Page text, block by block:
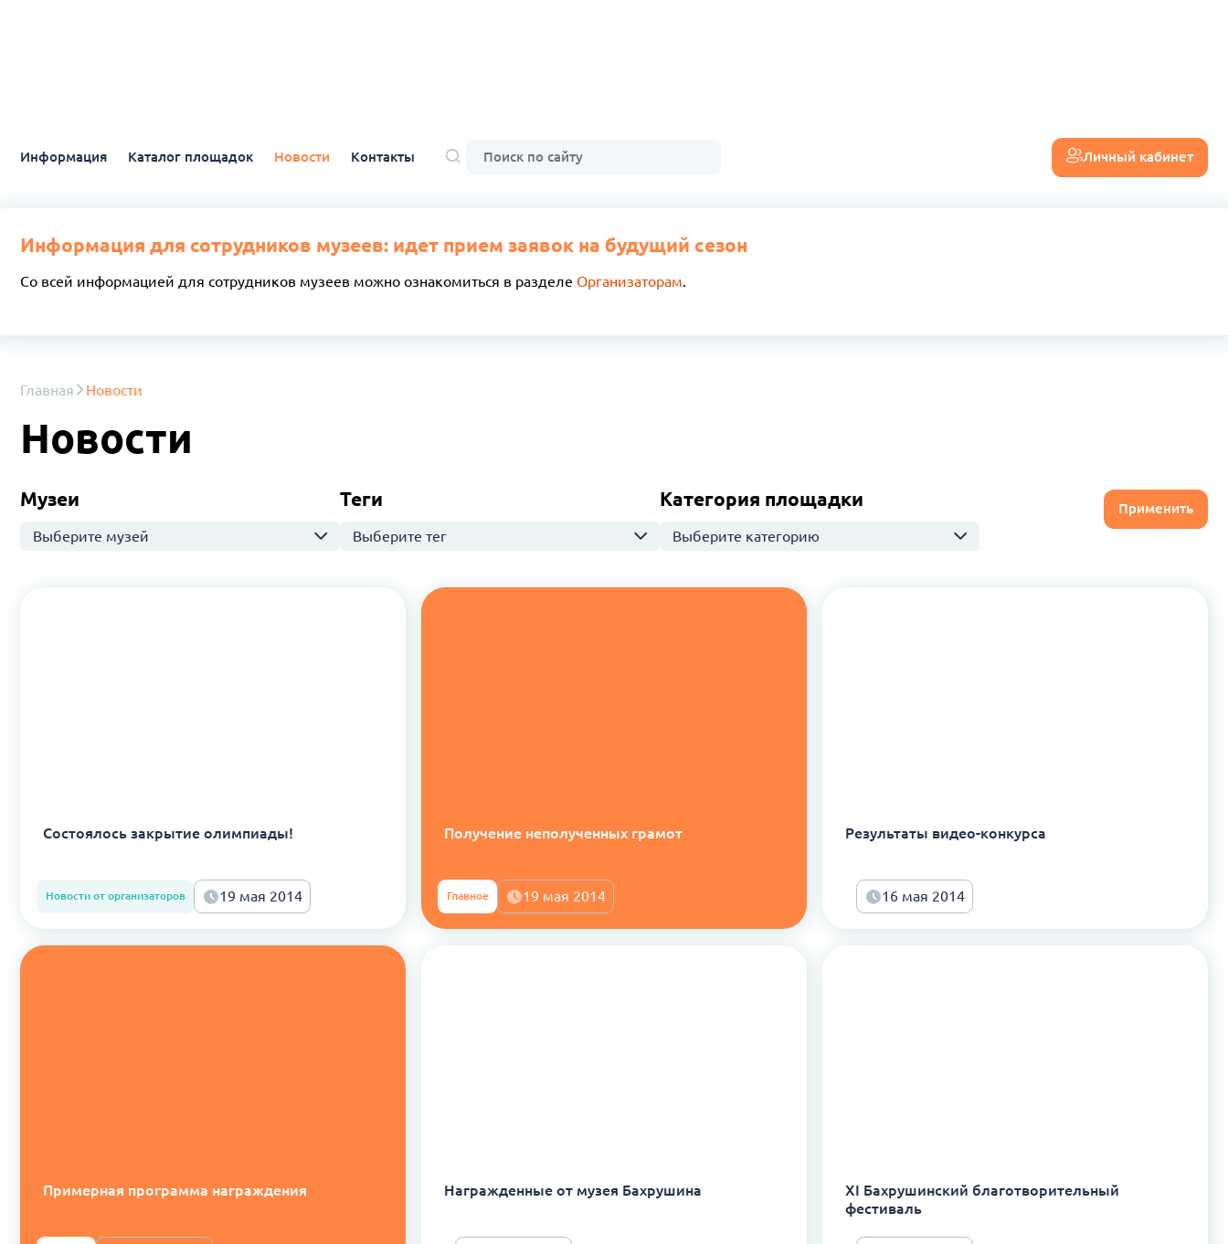
Информация Каталог площадок Новости Контакты Личный кабинет
Информация для сотрудников музеев: идет прием заявок на будущий сезон
Со всей информацией для сотрудников музеев можно ознакомиться в разделе Организаторам.
Главная Новости
Новости
Музеи
Выберите музей
Теги
Выберите тег
Категория площадки
Выберите категорию
Применить
Состоялось закрытие олимпиады!
Новости от организаторов 19 мая 2014
Получение неполученных грамот
Главное 19 мая 2014
Результаты видео-конкурса
16 мая 2014
Примерная программа награждения Награжденные от музея Бахрушина
XI Бахрушинский благотворительный
фестиваль